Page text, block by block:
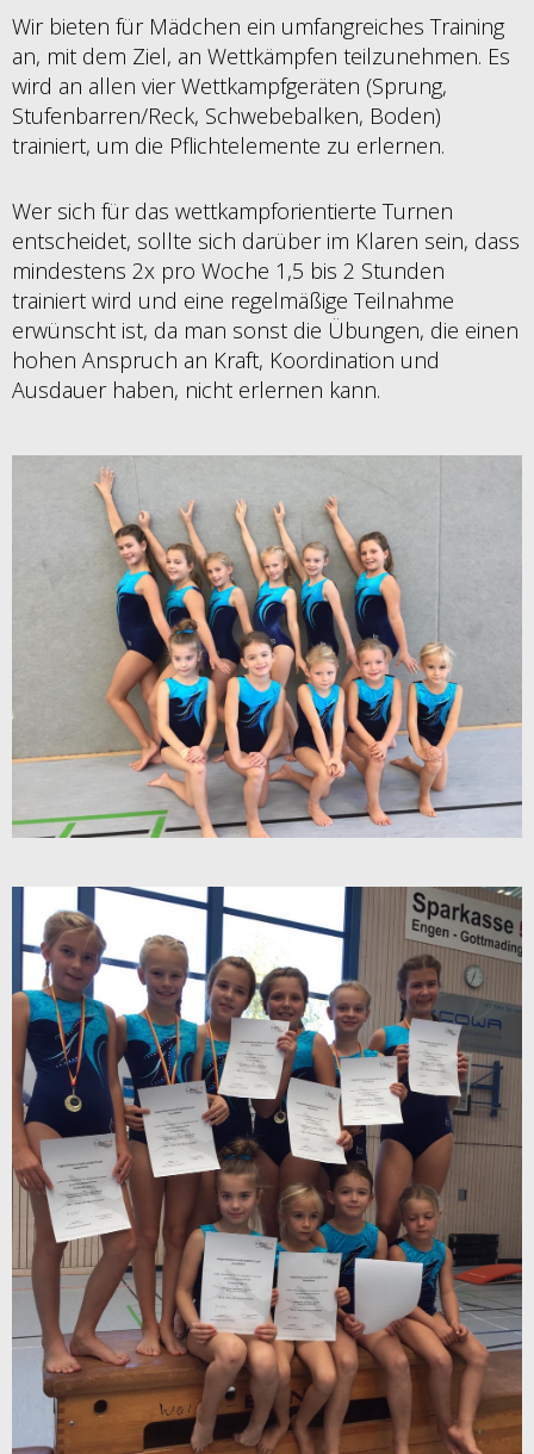
Wir bieten für Mädchen ein umfangreiches Training
an, mit dem Ziel, an Wettkämpfen teilzunehmen. Es
wird an allen vier Wettkampfgeräten (Sprung,
Stufenbarren/Reck, Schwebebalken, Boden)
trainiert, um die Pflichtelemente zu erlernen.
Wer sich für das wettkampforientierte Turnen
entscheidet, sollte sich darüber im Klaren sein, dass
mindestens 2x pro Woche 1,5 bis 2 Stunden
trainiert wird und eine regelmäßige Teilnahme
erwünscht ist, da man sonst die Übungen, die einen
hohen Anspruch an Kraft, Koordination und
Ausdauer haben, nicht erlernen kann.